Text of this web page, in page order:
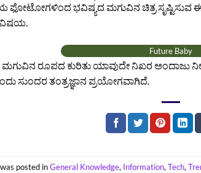
ಭವಿಷ್ಯದ ಮಗುವಿನ ಚಿತ್ರ ಸೃಷ್ಟಿಸುವ ಈ
ವಿಷಯ.
Future Baby
ರೂಪದ ಕುರಿತು ಯಾವುದೇ ನಿಖರ ಅಂದಾಜು
ಸುಂದರ ತಂತ್ರಜ್ಞಾನ ಪ್ರಯೋಗವಾಗಿದೆ.
posted inGeneral Knowledge, Information,Tech,